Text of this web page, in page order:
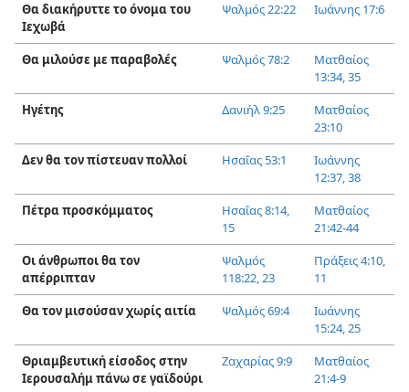
Θα διακήρυττε το όνομα του
Ιεχωβά
Ψαλμός 22:22 Ιωάννης 17:6
Θα μιλούσε με παραβολές Ψαλμός 78:2
Ματθαίος
13:34, 35
Ηγέτης
Δανιήλ 9:25
Ματθαίος
23:10
Δεν θα τον πίστευαν πολλοί
Ησαΐας 53:1
Ιωάννης
12:37, 38
Πέτρα προσκόμματος
Ησαΐας 8:14,
15
Ματθαίος
21:42-44
Οι άνθρωποι θα τον
απέρριπταν
Ψαλμός
118:22, 23
Πράξεις 4:10,
11
Θα τον μισούσαν χωρίς αιτία
Ψαλμός 69:4
Ιωάννης
15:24, 25
Θριαμβευτική είσοδος στην
Ιερουσαλήμ πάνω σε γαϊδούρι
Ζαχαρίας 9:9
Ματθαίος
21:4-9